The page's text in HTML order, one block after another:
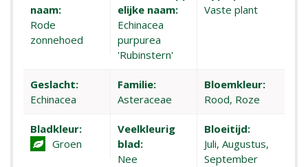
naam:
Rode
zonnehoed
elijke naam:
Echinacea
purpurea
'Rubinstern'
Vaste plant
Geslacht:
Echinacea
Familie:
Asteraceae
Bloemkleur:
Rood, Roze
Bladkleur:
Groen
Veelkleurig
blad:
Nee
Bloeitijd:
Juli, Augustus,
September